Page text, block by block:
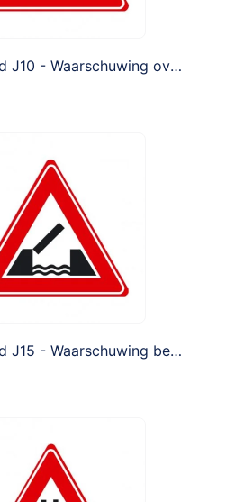
Verkeersbord J10 - Waarschuwing overweg met slagbomen
Verkeersbord J15 - Waarschuwing beweegbare brug